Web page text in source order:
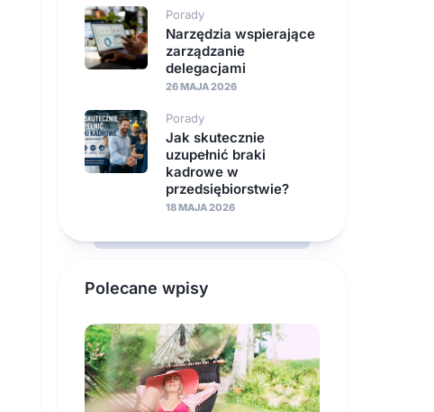
Porady
Narzędzia wspierające
zarządzanie
delegacjami
26 MAJA 2026
Porady
Jak skutecznie
uzupełnić braki
kadrowe w
przedsiębiorstwie?
18 MAJA 2026
Polecane wpisy